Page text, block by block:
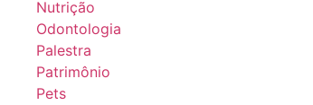
Nutrição
Odontologia
Palestra
Patrimônio
Pets